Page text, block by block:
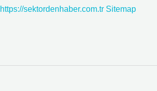
https://sektordenhaber.com.tr Sitemap